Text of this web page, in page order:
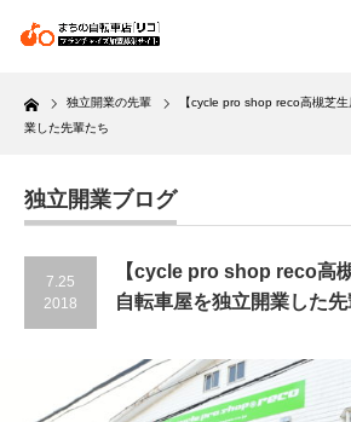
Home 独立開業の先輩
【cycle pro shop reco高槻芝
業した先輩たち
独立開業ブログ
7.25
2018
【cycle pro shop reco高
自転車屋を独立開業した